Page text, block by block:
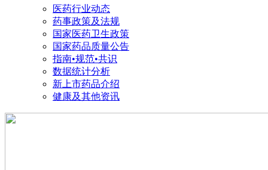
医药行业动态
药事政策及法规
国家医药卫生政策
国家药品质量公告
指南•规范•共识
数据统计分析
新上市药品介绍
健康及其他资讯